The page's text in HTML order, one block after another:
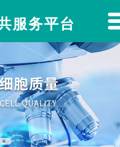
服务平台